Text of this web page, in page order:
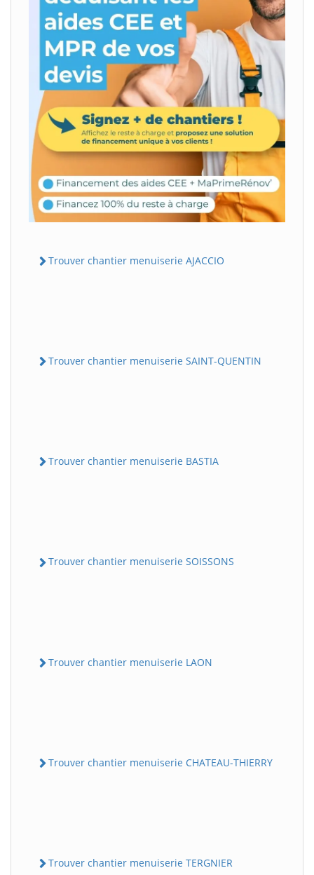
Trouver chantier menuiserie AJACCIO
Trouver chantier menuiserie SAINT-QUENTIN
Trouver chantier menuiserie BASTIA
Trouver chantier menuiserie SOISSONS
Trouver chantier menuiserie LAON
Trouver chantier menuiserie CHATEAU-THIERRY
Trouver chantier menuiserie TERGNIER